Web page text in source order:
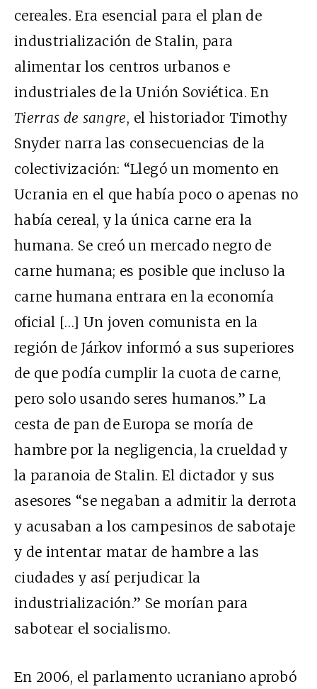
cereales. Era esencial para el plan de
industrialización de Stalin, para
alimentar los centros urbanos e
industriales de la Unión Soviética. En
Tierras de sangre, el historiador Timothy
Snyder narra las consecuencias de la
colectivización: “Llegó un momento en
Ucrania en el que había poco o apenas no
había cereal, y la única carne era la
humana. Se creó un mercado negro de
carne humana; es posible que incluso la
carne humana entrara en la economía
oficial […] Un joven comunista en la
región de Járkov informó a sus superiores
de que podía cumplir la cuota de carne,
pero solo usando seres humanos.” La
cesta de pan de Europa se moría de
hambre por la negligencia, la crueldad y
la paranoia de Stalin. El dictador y sus
asesores “se negaban a admitir la derrota
y acusaban a los campesinos de sabotaje
y de intentar matar de hambre a las
ciudades y así perjudicar la
industrialización.” Se morían para
sabotear el socialismo.
En 2006, el parlamento ucraniano aprobó